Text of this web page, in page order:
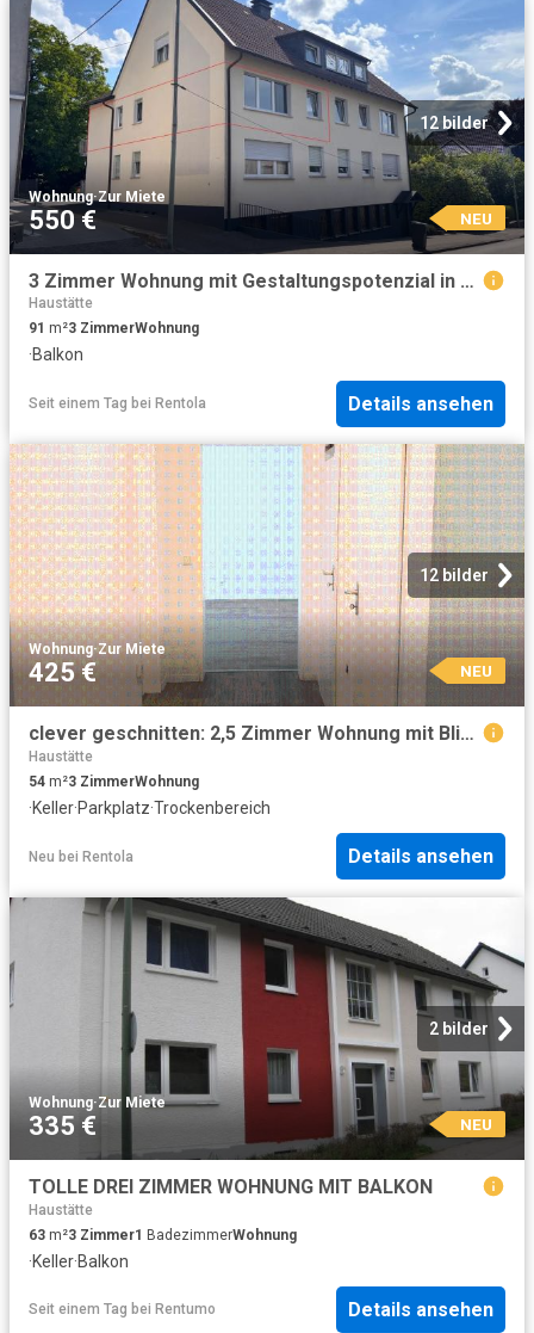
12 bilder
Wohnung·Zur Miete
550 € NEU
3 Zimmer Wohnung mit Gestaltungspotenzial in zentrumsnaher Lage von Gummersbach!
Haustätte
91 m²3 ZimmerWohnung
·Balkon
Seit einem Tag bei Rentola Details ansehen
12 bilder
Wohnung·Zur Miete
425 € NEU
clever geschnitten: 2,5 Zimmer Wohnung mit Blick in den ruhigen Innenhof!
Haustätte
54 m²3 ZimmerWohnung
·Keller·Parkplatz·Trockenbereich
Neu bei Rentola Details ansehen
2 bilder
Wohnung·Zur Miete
335 € NEU
TOLLE DREI ZIMMER WOHNUNG MIT BALKON
Haustätte
63 m²3 Zimmer1 BadezimmerWohnung
·Keller·Balkon
Seit einem Tag bei Rentumo Details ansehen